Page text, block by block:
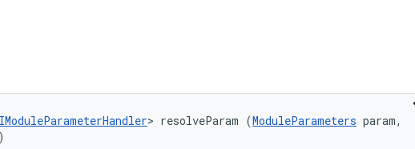
IModuleParameterHandler> resolveParam (ModuleParameters param,